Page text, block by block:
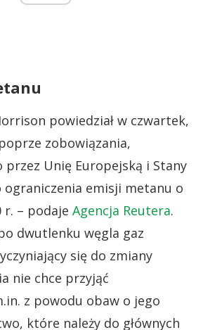
powiedział w czwartek,
zobowiązania,
Unię Europejską i Stany
ograniczenia emisji metanu o
r. – podaje Agencja Reutera.
dwutlenku węgla gaz
się do zmiany
nie chce przyjąć
z powodu obaw o jego
które należy do głównych